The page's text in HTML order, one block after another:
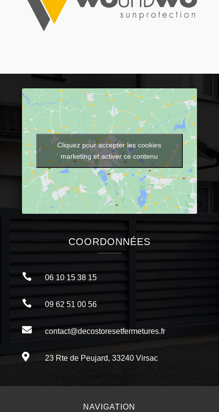
Cliquez pour accepter les cookies
marketing et activer ce contenu
COORDONNÉES
 06 10 15 38 15
 09 62 51 00 56
 contact@decostoresetfermetures.fr
 23 Rte de Peujard, 33240 Virsac
NAVIGATION